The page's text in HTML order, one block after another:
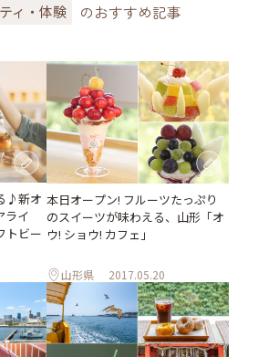
ィ・体験 のおすすめ記事
♪新オ
ライ
トビー
本日オープン! フルーツたっぷり
のスイーツが味わえる、山形「オ
ウ! ショウ! カフェ」
山形県 2017.05.20